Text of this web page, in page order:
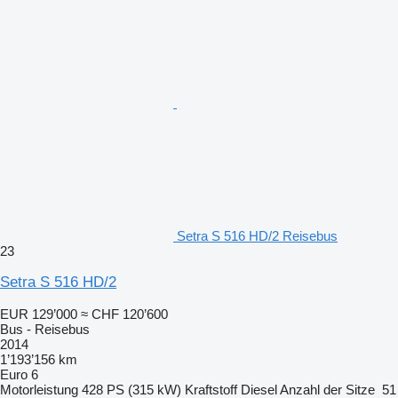
Setra S 516 HD/2 Reisebus
23
Setra S 516 HD/2
EUR 129’000 ≈ CHF 120’600
Bus - Reisebus
2014
1’193’156 km
Euro 6
Motorleistung 428 PS (315 kW) Kraftstoff DieselAnzahl der Sitze 51